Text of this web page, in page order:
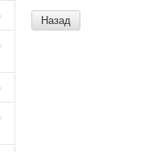
Назад